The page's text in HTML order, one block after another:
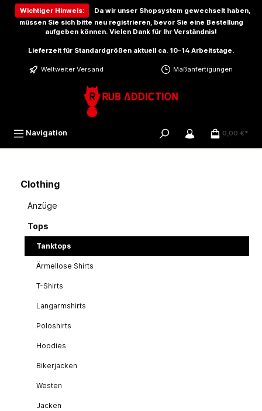
springen
Wichtiger Hinweis:
Da wir unser Shopsystem gewechselt haben,
müssen Sie sich bitte neu registrieren, bevor Sie eine Bestellung
aufgeben können. Vielen Dank für Ihr Verständnis!
Lieferzeit für Standardgrößen aktuell ca. 10–14 Arbeitstage.
Weltweiter Versand Maßanfertigungen
Navigation 0,00 €*
Clothing
Anzüge
Tops
Tanktops
Ärmellose Shirts
T-Shirts
Langarmshirts
Poloshirts
Hoodies
Bikerjacken
Westen
Jacken